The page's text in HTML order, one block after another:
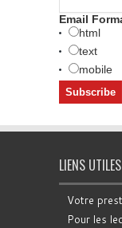
Email
html
text
mobile
LIENS UTILES
Votre
Pour les